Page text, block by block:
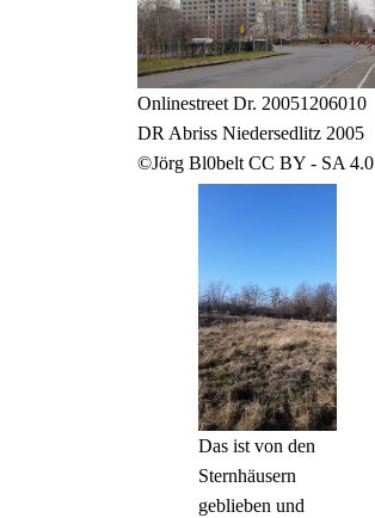
Onlinestreet Dr. 20051206010
DR Abriss Niedersedlitz 2005
©Jörg Bl0belt CC BY - SA 4.0
Das ist von den
Sternhäusern
geblieben und